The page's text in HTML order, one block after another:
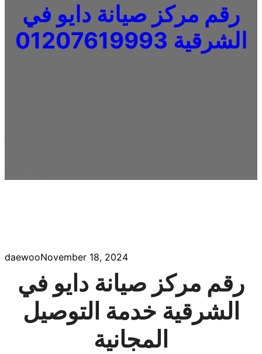
رقم مركز صيانة دايو في
الشرقية 01207619993
daewooNovember 18, 2024
رقم مركز صيانة دايو في
الشرقية خدمة التوصيل
المجانية